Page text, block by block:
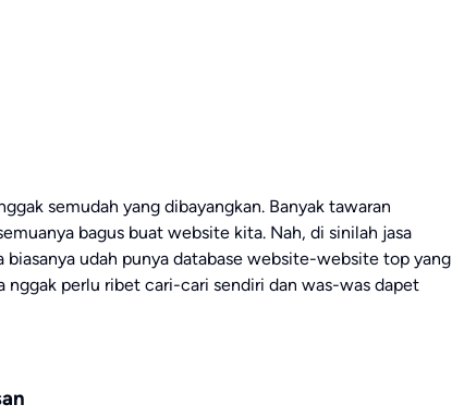
semudah yang dibayangkan. Banyak tawaran
bagus buat website kita. Nah, di sinilah jasa
biasanya udah punya database website-website top yang
nggak perlu ribet cari-cari sendiri dan was-was dapet